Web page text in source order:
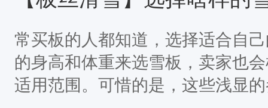
常买板的人都知道，选择适合自
的身高和体重来选雪板，卖家也
适用范围。可惜的是，这些浅显